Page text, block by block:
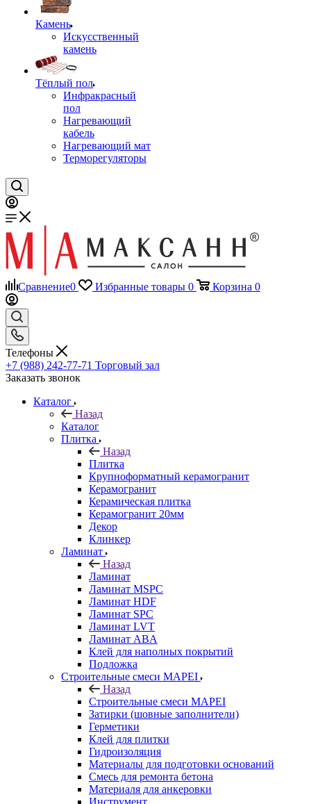
Камень
Искусственный
камень
Тёплый пол
Инфракрасный
пол
Нагревающий
кабель
Нагревающий мат
Терморегуляторы
Сравнение0 Избранные товары 0 Корзина 0
Телефоны
+7 (988) 242-77-71 Торговый зал
Заказать звонок
Каталог
Назад
Каталог
Плитка
Назад
Плитка
Крупноформатный керамогранит
Керамогранит
Керамическая плитка
Керамогранит 20мм
Декор
Клинкер
Ламинат
Назад
Ламинат
Ламинат MSPC
Ламинат HDF
Ламинат SPC
Ламинат LVT
Ламинат ABA
Клей для наполных покрытий
Подложка
Строительные смеси MAPEI
Назад
Строительные смеси MAPEI
Затирки (шовные заполнители)
Герметики
Клей для плитки
Гидроизоляция
Материалы для подготовки оснований
Смесь для ремонта бетона
Материаля для анкеровки
Инструмент